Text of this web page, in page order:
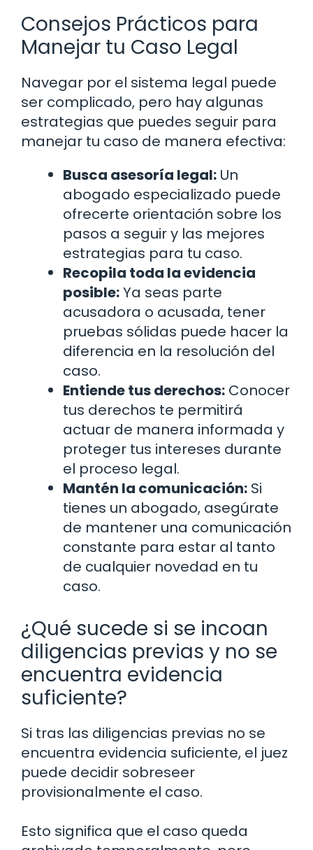
Consejos Prácticos para
Manejar tu Caso Legal
Navegar por el sistema legal puede
ser complicado, pero hay algunas
estrategias que puedes seguir para
manejar tu caso de manera efectiva:
Busca asesoría legal: Un
abogado especializado puede
ofrecerte orientación sobre los
pasos a seguir y las mejores
estrategias para tu caso.
Recopila toda la evidencia
posible:Ya seas parte
acusadora o acusada, tener
pruebas sólidas puede hacer la
diferencia en la resolución del
caso.
Entiende tus derechos: Conocer
tus derechos te permitirá
actuar de manera informada y
proteger tus intereses durante
el proceso legal.
Mantén la comunicación: Si
tienes un abogado, asegúrate
de mantener una comunicación
constante para estar al tanto
de cualquier novedad en tu
caso.
¿Qué sucede si se incoan
diligencias previas y no se
encuentra evidencia
suficiente?
Si tras las diligencias previas no se
encuentra evidencia suficiente, el juez
puede decidir sobreseer
provisionalmente el caso.
Esto significa que el caso queda